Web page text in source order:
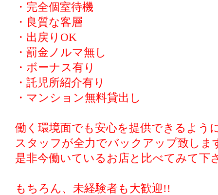
・完全個室待機
・良質な客層
・出戻りOK
・罰金ノルマ無し
・ボーナス有り
・託児所紹介有り
・マンション無料貸出し
働く環境面でも安心を提供できるよう
スタッフが全力でバックアップ致しま
是非今働いているお店と比べてみて下
もちろん、未経験者も大歓迎!!